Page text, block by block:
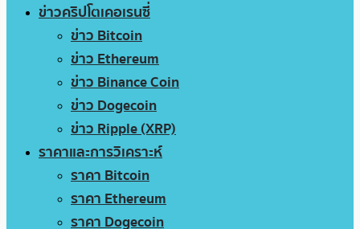
ข่าวคริปโตเคอเรนซี่
ข่าว Bitcoin
ข่าว Ethereum
ข่าว Binance Coin
ข่าว Dogecoin
ข่าว Ripple (XRP)
ราคาและการวิเคราะห์
ราคา Bitcoin
ราคา Ethereum
ราคา Dogecoin